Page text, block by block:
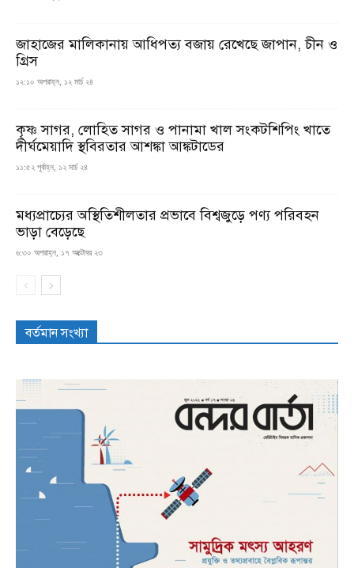
জাহাজের মালিকানায় আধিপত্য বজায় রেখেছে জাপান, চীন ও
গ্রিস
১২:১০ অপরাহ্ন, ১২ মার্চ ২৪
কৃষ্ণ সাগর, লোহিত সাগর ও পানামা খাল সংকটশিপিং খাতে
দীর্ঘমেয়াদি স্থবিরতার আশঙ্কা আঙ্কটাডের
১১:৫২ পূর্বাহ্ন, ১২ মার্চ ২৪
মধ্যপ্রাচ্যের অস্থিতিশীলতার প্রভাবে বিশ্বজুড়ে পণ্য পরিবহন
ভাড়া বেড়েছে
৬:৩০ অপরাহ্ন, ১৭ অক্টোবর ২৩
বর্তমান সংখ্যা